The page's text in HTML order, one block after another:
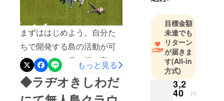
高です。・日常に新たな風
を吹かせたい方・無人島と
いう言葉にワクワクした
方・リアルDASH島やりた
い方・無人島キャンプして
みたい方・和歌山、有田が
好きな方・みかん食べたい
まずははじめよう。自分た
ちで開発する島の活動が可
能になった４月、僕は言い
ました。走りながら考えた
い。いまできる範囲でも始
もっと見る
◆ラヂオきしわだ
締役に就
任。2018年1
月にはNPO
法人無人
島・離島活
用協会を立
上げ、代表
理事に就
目標金額
未達でも
リターン
が届きま
す(All-in
方式)
3,2
40 円